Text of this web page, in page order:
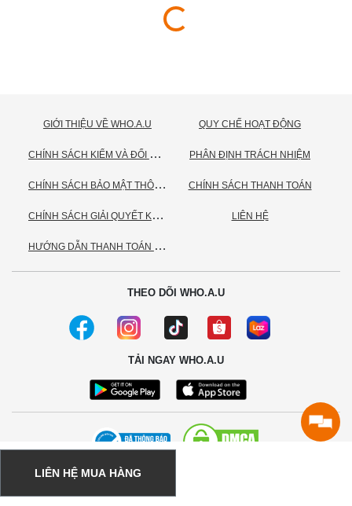
LIÊN HỆ MUA HÀNG
GIỚI THIỆU VỀ WHO.A.U
C
HÍNH SÁCH KIỂM VÀ ĐỔI TRẢ HÀNG
C
HÍNH SÁCH BẢO MẬT THÔNG TIN CÁ NHÂN
C
HÍNH SÁCH GIẢI QUYẾT KHIẾU NẠI
H
ƯỚNG DẪN THANH TOÁN VNPAY
QUY CHẾ HOẠT ĐỘNG
PHÂN ĐỊNH TRÁCH NHIỆM
CHÍNH SÁCH THANH TOÁN
LIÊN HỆ
THEO DÕI WHO.A.U
TẢI NGAY WHO.A.U
© 2020 - Bản quyền thuộc về Công ty TNHH TC Commerce